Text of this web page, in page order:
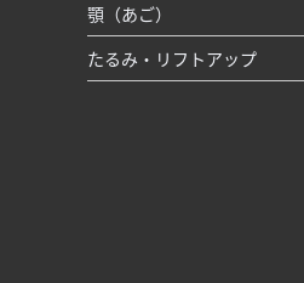
顎（あご）
たるみ・リフトアップ